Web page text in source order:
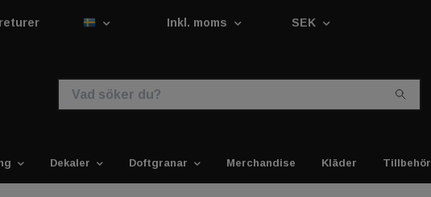
Inkl. moms SEK
Dekaler Doftgranar Merchandise Kläder Tillbehör